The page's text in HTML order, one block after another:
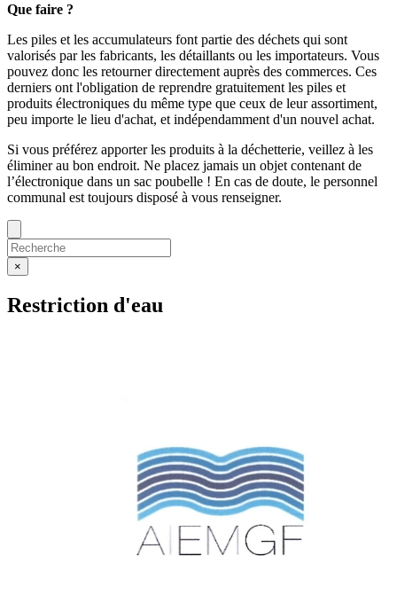
Que faire ?
Les piles et les accumulateurs font partie des déchets qui sont
valorisés par les fabricants, les détaillants ou les importateurs. Vous
pouvez donc les retourner directement auprès des commerces. Ces
derniers ont l'obligation de reprendre gratuitement les piles et
produits électroniques du même type que ceux de leur assortiment,
peu importe le lieu d'achat, et indépendamment d'un nouvel achat.
Si vous préférez apporter les produits à la déchetterie, veillez à les
éliminer au bon endroit. Ne placez jamais un objet contenant de
l’électronique dans un sac poubelle ! En cas de doute, le personnel
communal est toujours disposé à vous renseigner.
×
Restriction d'eau